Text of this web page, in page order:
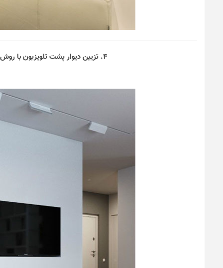
۴. تزیین دیوار پشت تلویزیون با روش ساده و شیک با ایجاد قفسه‌های کتاب و مجلات